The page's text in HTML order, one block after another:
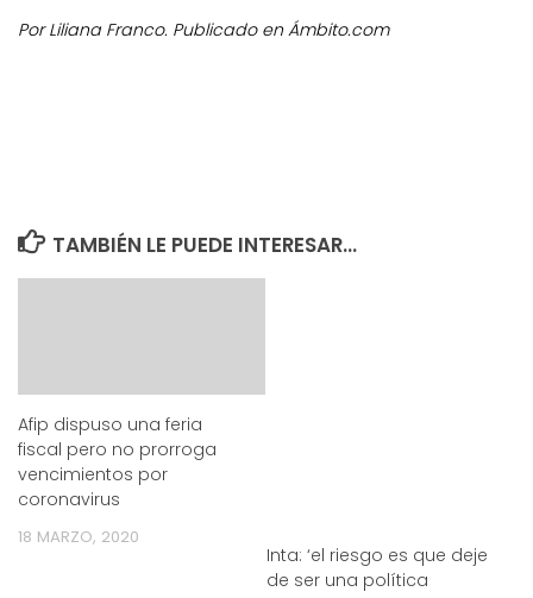
Por Liliana Franco. Publicado en Ámbito.com
TAMBIÉN LE PUEDE INTERESAR...
Afip dispuso una feria
fiscal pero no prorroga
vencimientos por
coronavirus
18 MARZO, 2020
Inta: ‘el riesgo es que deje
de ser una política